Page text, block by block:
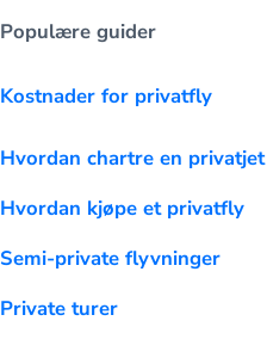
Populære guider
Kostnader for privatfly
Hvordan chartre en privatjet
Hvordan kjøpe et privatfly
Semi-private flyvninger
Private turer